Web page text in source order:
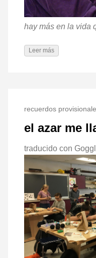
hay más en la vida
Leer más
recuerdos
el azar me
traducido con